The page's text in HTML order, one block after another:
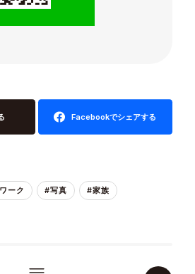
Facebookでシェアする
ーク #写真 #家族